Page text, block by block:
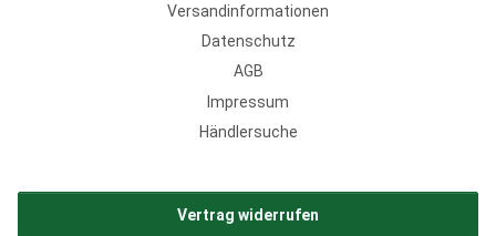
Versandinformationen
Datenschutz
AGB
Impressum
Händlersuche
Vertrag widerrufen